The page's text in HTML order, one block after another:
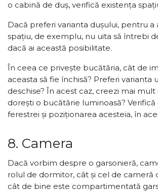
o cabină de duș, verifică existența
Dacă preferi varianta dușului, pentru a
spațiu, de exemplu, nu uita să întrebi
dacă ai această posibilitate.
În ceea ce privește bucătăria, cât de
aceasta să fie închisă? Preferi varianta
deschise? În acest caz, creezi mai mult
dorești o bucătărie luminoasă? Verifică
ferestrei și poziționarea acesteia, în
8. Camera
Dacă vorbim despre o garsonieră,
rolul de dormitor, cât și cel de cameră
cât de bine este compartimentată